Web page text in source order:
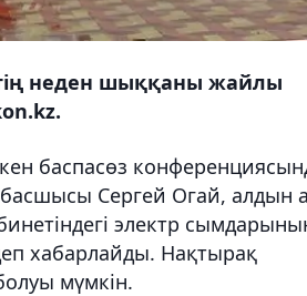
неден шыққаны жайлы
баспасөз
Сергей Огай, алдын
электр
хабарлайды. Нақтырақ
мүмкін.